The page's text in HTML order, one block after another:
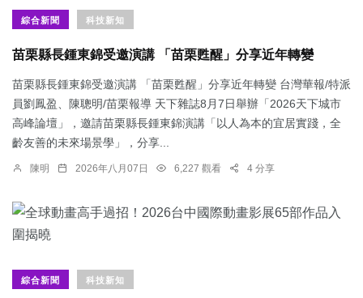
綜合新聞 科技新知
苗栗縣長鍾東錦受邀演講 「苗栗甦醒」分享近年轉變
苗栗縣長鍾東錦受邀演講 「苗栗甦醒」分享近年轉變 台灣華報/特派
員劉鳳盈、陳聰明/苗栗報導 天下雜誌8月7日舉辦「2026天下城市
高峰論壇」，邀請苗栗縣長鍾東錦演講「以人為本的宜居實踐，全
齡友善的未來場景學」，分享...
陳明 2026年八月07日 6,227 觀看 4 分享
綜合新聞 科技新知